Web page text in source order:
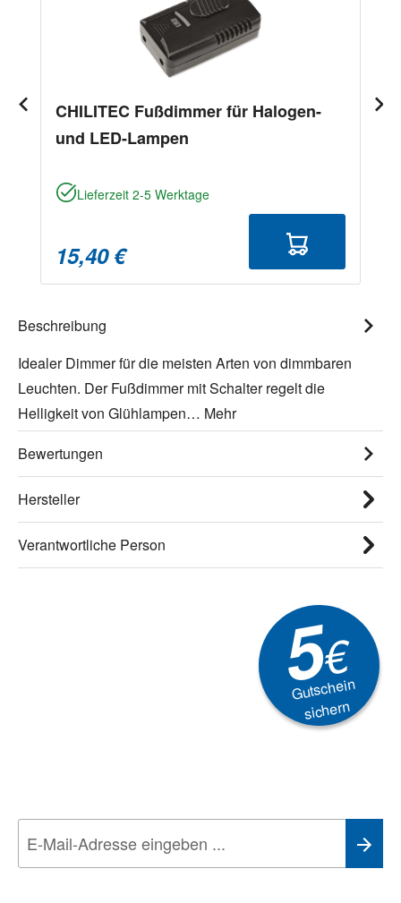
CHILITEC Fußdimmer für Halogen-
und LED-Lampen
Lieferzeit 2-5 Werktage
15,40 €
Beschreibung
Idealer Dimmer für die meisten Arten von dimmbaren
Leuchten. Der Fußdimmer mit Schalter regelt die
Helligkeit von Glühlampen… Mehr
Bewertungen
Hersteller
Verantwortliche Person
5€
Gutschein
sichern